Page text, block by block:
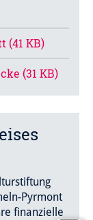
(41 KB)
(31 KB)
Pyrmont
finanzielle